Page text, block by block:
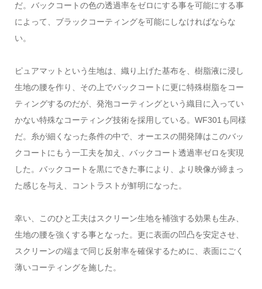
だ。バックコートの色の透過率をゼロにする事を可能にする事
によって、ブラックコーティングを可能にしなければならな
い。
ピュアマットという生地は、織り上げた基布を、樹脂液に浸し
生地の腰を作り、その上でバックコートに更に特殊樹脂をコー
ティングするのだが、発泡コーティングという織目に入ってい
かない特殊なコーティング技術を採用している。WF301も同様
だ。糸が細くなった条件の中で、オーエスの開発陣はこのバッ
クコートにもう一工夫を加え、バックコート透過率ゼロを実現
した。バックコートを黒にできた事により、より映像が締まっ
た感じを与え、コントラストが鮮明になった。
幸い、このひと工夫はスクリーン生地を補強する効果も生み、
生地の腰を強くする事となった。更に表面の凹凸を安定させ、
スクリーンの端まで同じ反射率を確保するために、表面にごく
薄いコーティングを施した。